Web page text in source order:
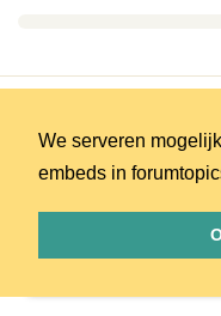
We serveren
embeds in
Oeps! Er is iets
opnieuw.